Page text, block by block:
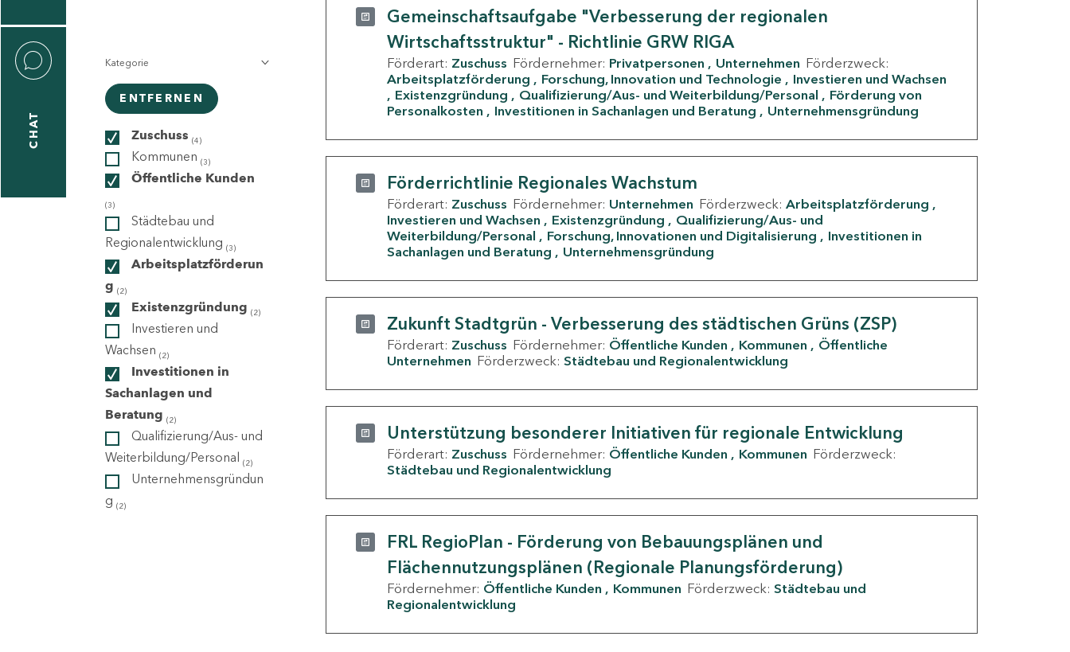
CHAT
Kategorie
ENTFERNEN
Zuschuss (4)
Kommunen (3)
Öffentliche Kunden
(3)
Städtebau und
Regionalentwicklung (3)
Arbeitsplatzförderun
g (2)
Existenzgründung (2)
Investieren und
Wachsen (2)
Investitionen in
Sachanlagen und
Beratung (2)
Qualifizierung/Aus- und
Weiterbildung/Personal (2)
Unternehmensgründun
g (2)
Gemeinschaftsaufgabe "Verbesserung der regionalen
Wirtschaftsstruktur" - Richtlinie GRW RIGA
Förderart: Zuschuss Fördernehmer: Privatpersonen Unternehmen Förderzweck:
Arbeitsplatzförderung
Forschung, Innovation und Technologie
Investieren und Wachsen
Existenzgründung
Qualifizierung/Aus- und Weiterbildung/Personal
Förderung von
Personalkosten
Investitionen in Sachanlagen und Beratung Unternehmensgründung
Förderrichtlinie Regionales Wachstum
Förderart: Zuschuss Fördernehmer: Unternehmen Förderzweck: Arbeitsplatzförderung
Investieren und Wachsen
Existenzgründung
Qualifizierung/Aus- und
Weiterbildung/Personal
Forschung, Innovationen und Digitalisierung
Investitionen in
Sachanlagen und Beratung
Unternehmensgründung
Zukunft Stadtgrün - Verbesserung des städtischen Grüns (ZSP)
Förderart: Zuschuss Fördernehmer: Öffentliche Kunden Kommunen
Öffentliche
Unternehmen Förderzweck: Städtebau und Regionalentwicklung
Unterstützung besonderer Initiativen für regionale Entwicklung
Förderart: Zuschuss Fördernehmer: Öffentliche Kunden Kommunen Förderzweck:
Städtebau und Regionalentwicklung
FRL RegioPlan - Förderung von Bebauungsplänen und
Flächennutzungsplänen (Regionale Planungsförderung)
Fördernehmer: Öffentliche Kunden Kommunen Förderzweck: Städtebau und
Regionalentwicklung